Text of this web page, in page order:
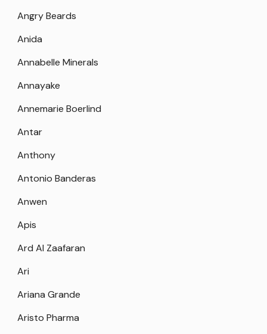
Angry Beards
Anida
Annabelle Minerals
Annayake
Annemarie Boerlind
Antar
Anthony
Antonio Banderas
Anwen
Apis
Ard Al Zaafaran
Ari
Ariana Grande
Aristo Pharma